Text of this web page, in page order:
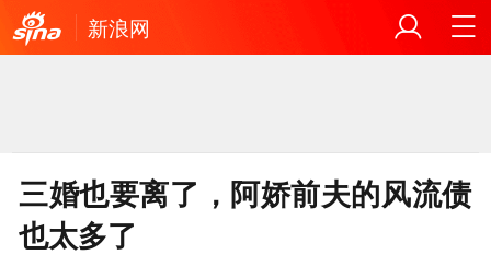
新浪网
三婚也要离了，阿娇前夫的风流债
也太多了